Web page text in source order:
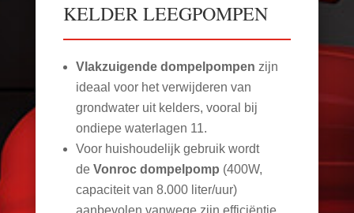
KELDER LEEGPOMPEN
Vlakzuigende dompelpompen zijn
ideaal voor het verwijderen van
grondwater uit kelders, vooral bij
ondiepe waterlagen 11.
Voor huishoudelijk gebruik wordt
de Vonroc dompelpomp (400W,
capaciteit van 8.000 liter/uur)